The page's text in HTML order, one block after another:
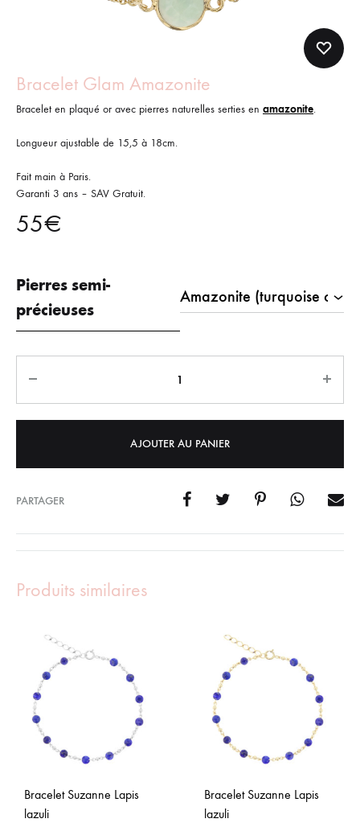
Bracelet Glam Amazonite
Bracelet en plaqué or avec pierres naturelles serties en amazonite.
Longueur ajustable de 15,5 à 18cm.
Fait main à Paris.
Garanti 3 ans – SAV Gratuit.
55€
Pierres semi-
précieuses
AJOUTER AU PANIER
PARTAGER
Produits similaires
Bracelet Suzanne Lapis
lazuli
Bracelet Suzanne Lapis
lazuli